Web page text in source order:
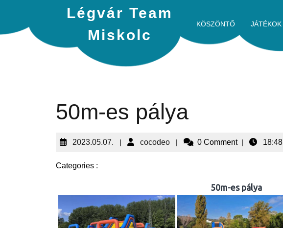
Légvár Team
Miskolc
KÖSZÖNTŐ JÁTÉKOK
50m-es pálya
2023.05.07. | cocodeo | 0 Comment | 18:48
Categories :
50m-es pálya